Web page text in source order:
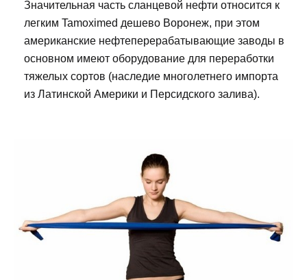
Значительная часть сланцевой нефти относится к
легким Tamoximed дешево Воронеж, при этом
американские нефтеперерабатывающие заводы в
основном имеют оборудование для переработки
тяжелых сортов (наследие многолетнего импорта
из Латинской Америки и Персидского залива).